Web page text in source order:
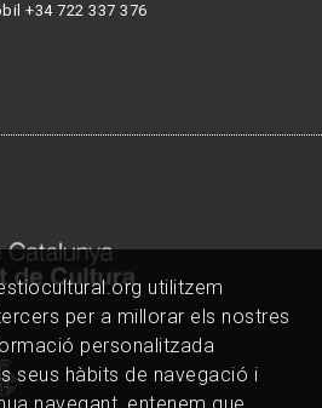
+34 722 337 376
utilitzem
per a millorar els nostres
personalitzada
seus hàbits de navegació i